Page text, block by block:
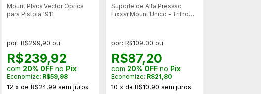
Mount Placa Vector Optics
para Pistola 1911
por: R$299,90 ou
R$239,92
com 20% OFFno Pix
Economize: R$59,98
12 x de R$24,99 sem juros
Suporte de Alta Pressão
Fixxar Mount Unico - Trilho
por: R$109,00 ou
R$87,20
com 20% OFFno Pix
Economize: R$21,80
10 x de R$10,90 sem juros